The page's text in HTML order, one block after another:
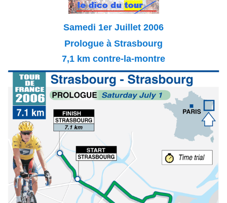
Samedi 1er Juillet 2006
Prologue à Strasbourg
7,1 km contre-la-montre